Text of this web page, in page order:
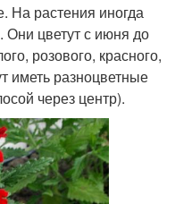
На растения иногда
цветут с июня до
розового, красного,
иметь разноцветные
через центр).